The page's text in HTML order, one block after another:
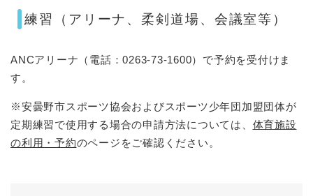
練習（アリーナ、柔剣道場、会議室等）
ANCアリーナ（電話：0263-73-1600）で予約を受付けま
す。
※安曇野市スポーツ協会およびスポーツ少年団加盟団体が
定期練習で使用する場合の申請方法については、 体育施設
の利用・予約のページをご確認ください。